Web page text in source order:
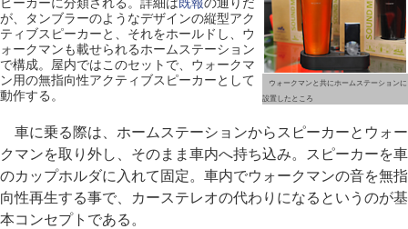
ウォークマンと共にホームステーションに
設置したところ
が、タンブラーのようなデザインの縦型アク
ティブスピーカーと、それをホールドし、ウ
ォークマンも載せられるホームステーション
で構成。屋内ではこのセットで、ウォークマ
ン用の無指向性アクティブスピーカーとして
動作する。
車に乗る際は、ホームステーションからスピーカーとウォー
クマンを取り外し、そのまま車内へ持ち込み。スピーカーを車
のカップホルダに入れて固定。車内でウォークマンの音を無指
向性再生する事で、カーステレオの代わりになるというのが基
本コンセプトである。